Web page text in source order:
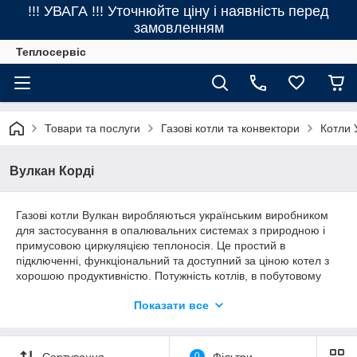
!!! УВАГА !!! Уточнюйте ціну і наявність перед
замовленням
Теплосервіс
Товари та послуги Газові котли та конвектори Котли
Вулкан Корді
Газові котли Вулкан виробляються українським виробником
для застосування в опалювальних системах з природною і
примусовою циркуляцією теплоносія. Це простий в
підключенні, функціональний та доступний за ціною котел з
хорошою продуктивністю. Потужність котлів, в побутовому
ним можна не лише невелика будівля, але і досить великий
Показати все